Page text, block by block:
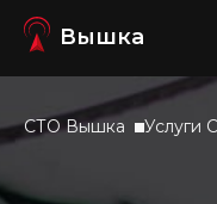
Вышка
СТО Вышка Услуги